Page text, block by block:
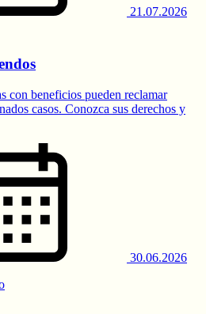
21.07.2026
con beneficios pueden reclamar
casos. Conozca sus derechos y
30.06.2026